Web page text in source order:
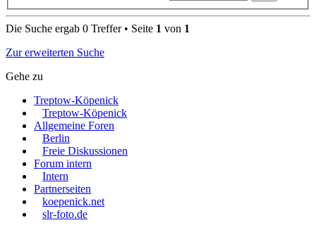
Die Suche ergab 0 Treffer • Seite 1 von 1
Zur erweiterten Suche
Gehe zu
Treptow-Köpenick
Treptow-Köpenick
Allgemeine Foren
Berlin
Freie Diskussionen
Forum intern
Intern
Partnerseiten
koepenick.net
slr-foto.de